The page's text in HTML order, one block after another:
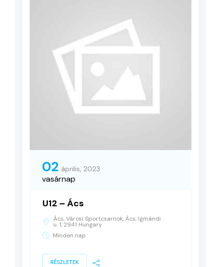
02 április, 2023
vasárnap
U12 – Ács
Ács, Városi Sportcsarnok, Ács, Igmándi
u. 1, 2941 Hungary
Minden nap
RÉSZLETEK